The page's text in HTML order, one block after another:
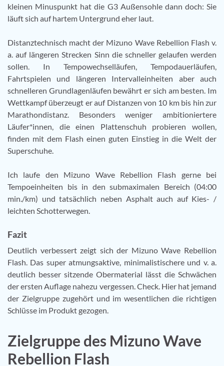
kleinen Minuspunkt hat die G3 Außensohle dann doch: Sie
läuft sich auf hartem Untergrund eher laut.
Distanztechnisch macht der Mizuno Wave Rebellion Flash v.
a. auf längeren Strecken Sinn die schneller gelaufen werden
sollen. In Tempowechselläufen, Tempodauerläufen,
Fahrtspielen und längeren Intervalleinheiten aber auch
schnelleren Grundlagenläufen bewährt er sich am besten. Im
Wettkampf überzeugt er auf Distanzen von 10 km bis hin zur
Marathondistanz. Besonders weniger ambitioniertere
Läufer*innen, die einen Plattenschuh probieren wollen,
finden mit dem Flash einen guten Einstieg in die Welt der
Superschuhe.
Ich laufe den Mizuno Wave Rebellion Flash gerne bei
Tempoeinheiten bis in den submaximalen Bereich (04:00
min./km) und tatsächlich neben Asphalt auch auf Kies- /
leichten Schotterwegen.
Fazit
Deutlich verbessert zeigt sich der Mizuno Wave Rebellion
Flash. Das super atmungsaktive, minimalistischere und v. a.
deutlich besser sitzende Obermaterial lässt die Schwächen
der ersten Auflage nahezu vergessen. Check. Hier hat jemand
der Zielgruppe zugehört und im wesentlichen die richtigen
Schlüsse im Produkt gezogen.
Zielgruppe des Mizuno Wave
Rebellion Flash